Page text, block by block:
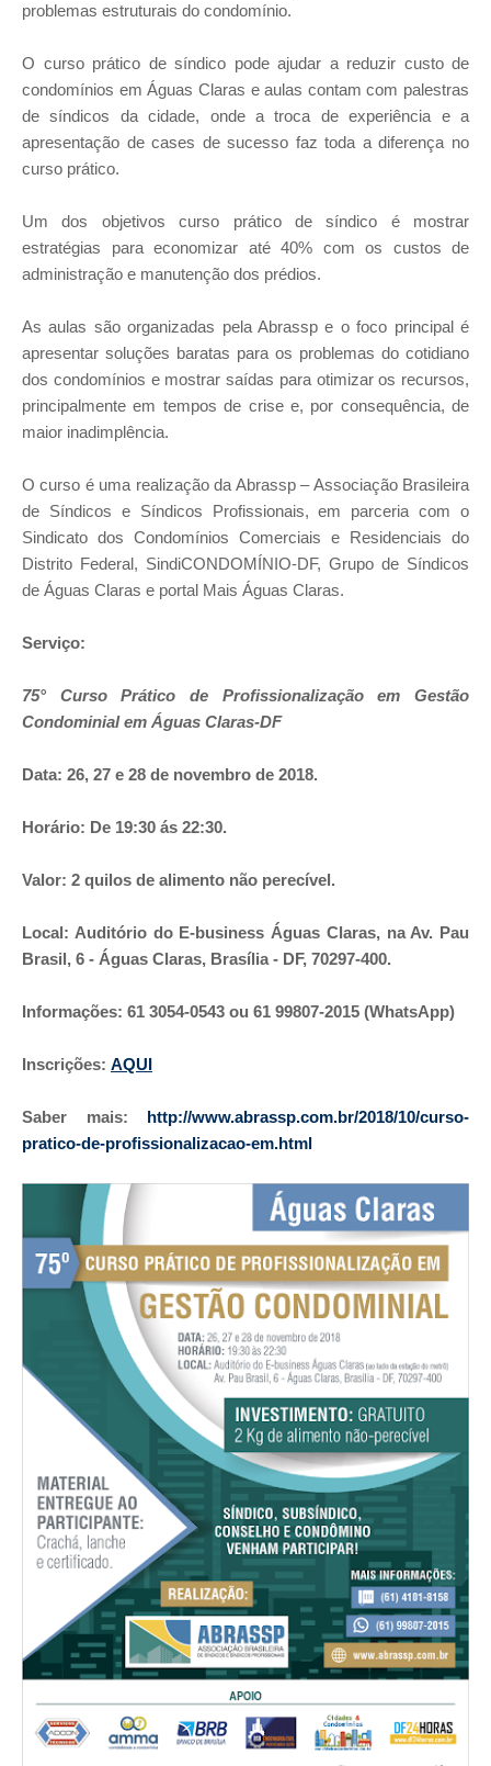
problemas estruturais do condomínio.
O curso prático de síndico pode ajudar a reduzir custo de
condomínios em Águas Claras e aulas contam com palestras
de síndicos da cidade, onde a troca de experiência e a
apresentação de cases de sucesso faz toda a diferença no
curso prático.
Um dos objetivos curso prático de síndico é mostrar
estratégias para economizar até 40% com os custos de
administração e manutenção dos prédios.
As aulas são organizadas pela Abrassp e o foco principal é
apresentar soluções baratas para os problemas do cotidiano
dos condomínios e mostrar saídas para otimizar os recursos,
principalmente em tempos de crise e, por consequência, de
maior inadimplência.
O curso é uma realização da Abrassp – Associação Brasileira
de Síndicos e Síndicos Profissionais, em parceria com o
Sindicato dos Condomínios Comerciais e Residenciais do
Distrito Federal, SindiCONDOMÍNIO-DF, Grupo de Síndicos
de Águas Claras e portal Mais Águas Claras.
Serviço:
75° Curso Prático de Profissionalização em Gestão
Condominial em Águas Claras-DF
Data: 26, 27 e 28 de novembro de 2018.
Horário: De 19:30 ás 22:30.
Valor: 2 quilos de alimento não perecível.
Local: Auditório do E-business Águas Claras, na Av. Pau
Brasil, 6 - Águas Claras, Brasília - DF, 70297-400.
Informações: 61 3054-0543 ou 61 99807-2015 (WhatsApp)
Inscrições: AQUI
Saber mais: http://www.abrassp.com.br/2018/10/curso-
pratico-de-profissionalizacao-em.html